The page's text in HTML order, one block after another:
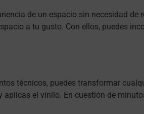
de un espacio sin necesidad de
a tu gusto. Con ellos, puedes
técnicos, puedes transformar
el vinilo. En cuestión de